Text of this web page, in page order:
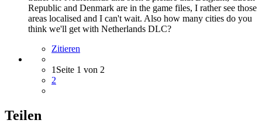
Republic and Denmark are in the game files, I rather see those
areas localised and I can't wait. Also how many cities do you
think we'll get with Netherlands DLC?
Zitieren
1 Seite 1 von 2
2
Teilen